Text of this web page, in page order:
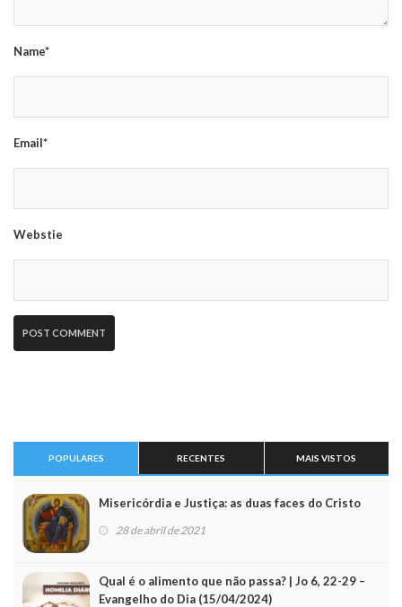
Name*
Email*
Webstie
POPULARES RECENTES MAIS VISTOS
Misericórdia e Justiça: as duas faces do Cristo
28 de abril de 2021
Qual é o alimento que não passa? | Jo 6, 22-29 –
Evangelho do Dia (15/04/2024)